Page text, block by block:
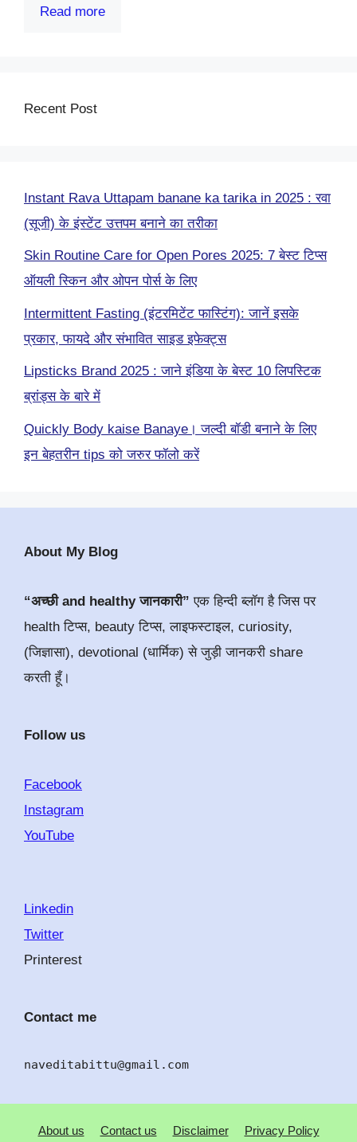
Read more
Recent Post
Instant Rava Uttapam banane ka tarika in 2025 : रवा
(सूजी) के इंस्टेंट उत्तपम बनाने का तरीका
Skin Routine Care for Open Pores 2025: 7 बेस्ट टिप्स
ऑयली स्किन और ओपन पोर्स के लिए
Intermittent Fasting (इंटरमिटेंट फास्टिंग): जानें इसके
प्रकार, फायदे और संभावित साइड इफेक्ट्स
Lipsticks Brand 2025 : जाने इंडिया के बेस्ट 10 लिपस्टिक
ब्रांड्स के बारे में
Quickly Body kaise Banaye। जल्दी बॉडी बनाने के लिए
इन बेहतरीन tips को जरुर फॉलो करें
About My Blog
“अच्छी and healthy जानकारी” एक हिन्दी ब्लॉग है जिस पर
health टिप्स, beauty टिप्स, लाइफस्टाइल, curiosity,
(जिज्ञासा), devotional (धार्मिक) से जुड़ी जानकरी share
करती हूँ।
Follow us
Facebook
Instagram
YouTube
Linkedin
Twitter
Printerest
Contact me
naveditabittu@gmail.com
About us Contact us Disclaimer Privacy Policy